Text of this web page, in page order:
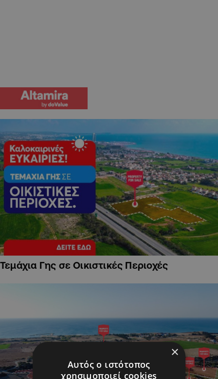
Τεμάχια Γης σε Οικιστικές Περιοχές
×
Αυτός ο ιστότοπος
χρησιμοποιεί cookies